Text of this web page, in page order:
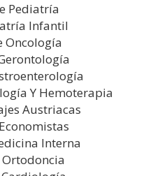
Pediatría
Infantil
Oncología
Y Hemoterapia
Austriacas
Interna